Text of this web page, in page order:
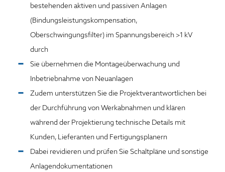
bestehenden aktiven und passiven Anlagen
(Bindungsleistungskompensation,
Oberschwingungsfilter) im Spannungsbereich >1 kV
durch
Sie übernehmen die Montageüberwachung und
Inbetriebnahme von Neuanlagen
Zudem unterstützen Sie die Projektverantwortlichen bei
der Durchführung von Werkabnahmen und klären
während der Projektierung technische Details mit
Kunden, Lieferanten und Fertigungsplanern
Dabei revidieren und prüfen Sie Schaltpläne und sonstige
Anlagendokumentationen